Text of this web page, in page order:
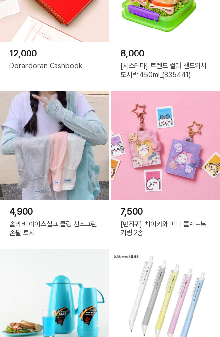
12,000
Dorandoran Cashbook
8,000
[시스테마] 트렌드 컬러 샌드위치
도시락 450ml_(835441)
4,900
솔라비 아이스실크 쿨링 선스크린
손팔 토시
7,500
[먼작귀] 치이카와 미니 콜렉트북
키링 2종